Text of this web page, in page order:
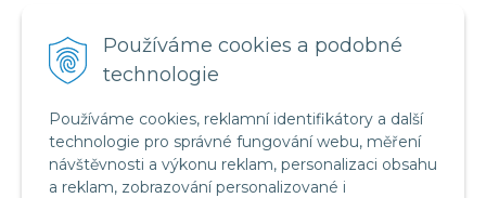
Používáme cookies a podobné
technologie
Používáme cookies, reklamní identifikátory a další
technologie pro správné fungování webu, měření
návštěvnosti a výkonu reklam, personalizaci obsahu
a reklam, zobrazování personalizované i
Certifikát systému bezpečnosti
potravin FSSC 22000